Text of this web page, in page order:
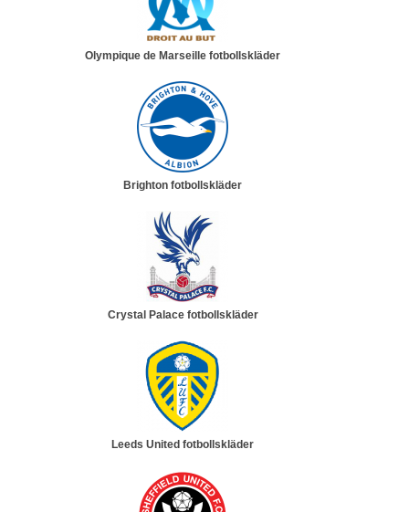
Olympique de Marseille fotbollskläder
Brighton fotbollskläder
Crystal Palace fotbollskläder
Leeds United fotbollskläder